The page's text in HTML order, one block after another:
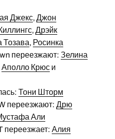
Джекс, Джон
, Дрэйк
Тозава, Росинка
переезжают: Зелина
Аполло Крюси
Тони Шторм
переезжают: Дрю
Али
переезжает: Алия